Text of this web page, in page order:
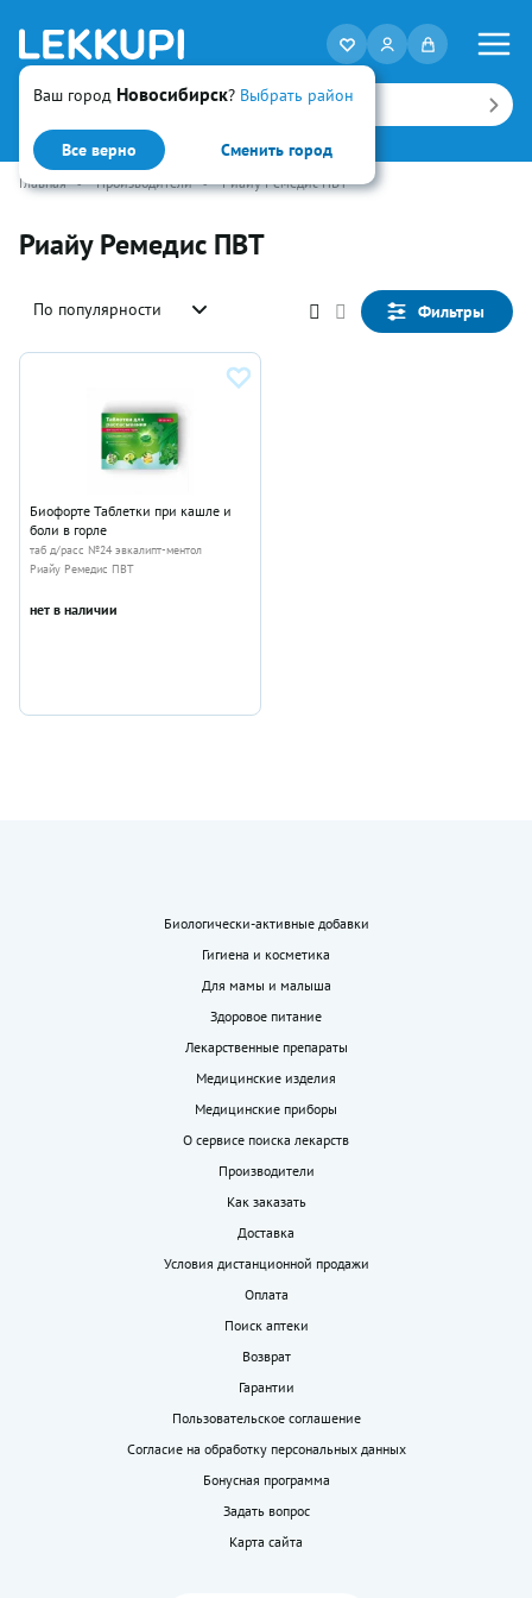
Ваш город Новосибирск? Выбрать район
Все верно Сменить город
Искать
Главная • Производители • Риайу Ремедис ПВТ
Риайу Ремедис ПВТ
По популярности Фильтры
Биофорте Таблетки при кашле и
боли в горле
таб д/расс №24 эвкалипт-ментол
Риайу Ремедис ПВТ
нет в наличии
Биологически-активные добавки
Гигиена и косметика
Для мамы и малыша
Здоровое питание
Лекарственные препараты
Медицинские изделия
Медицинские приборы
О сервисе поиска лекарств
Производители
Как заказать
Доставка
Условия дистанционной продажи
Оплата
Поиск аптеки
Возврат
Гарантии
Пользовательское соглашение
Согласие на обработку персональных данных
Бонусная программа
Задать вопрос
Карта сайта